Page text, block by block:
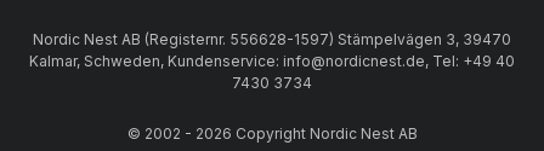
Nordic Nest AB (Registernr. 556628-1597) Stämpelvägen 3, 39470
Kalmar, Schweden, Kundenservice: info@nordicnest.de, Tel: +49 40
7430 3734
© 2002 - 2026 Copyright Nordic Nest AB